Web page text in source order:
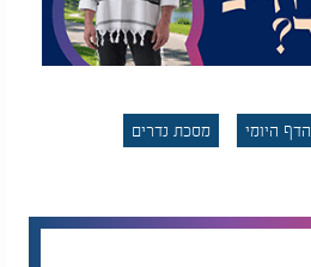
הדף היומי מסכת נדרים